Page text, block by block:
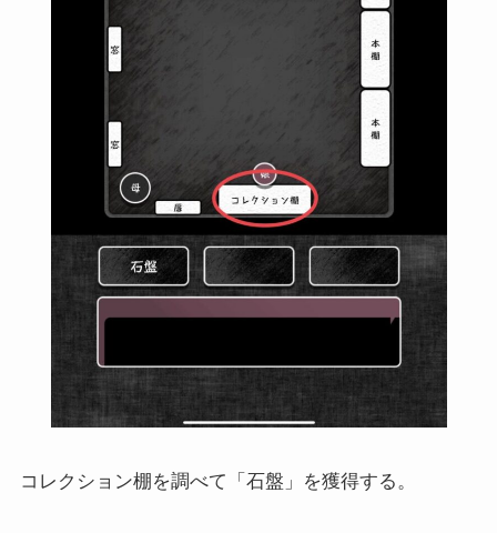
コレクション棚を調べて「石盤」を獲得する。